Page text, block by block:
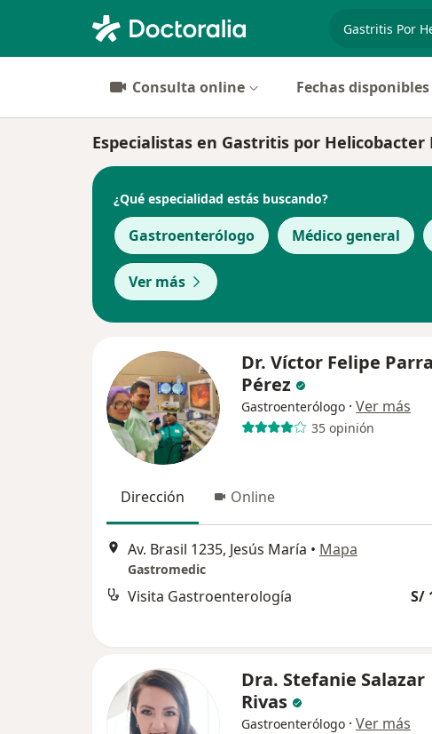
especialidad,
Consulta online Fechas disponibles
Especialistas en Gastritis por Helicobacter
¿Qué especialidad estás buscando?
Gastroenterólogo Médico general
Ver más
Dr. Víctor Felipe Parra
Pérez
Gastroenterólogo · Ver más
35 opinión
Dirección Online
Av. Brasil 1235, Jesús María • Mapa
Gastromedic
Visita Gastroenterología S/
Dra. Stefanie Salazar
Rivas
Gastroenterólogo · Ver más